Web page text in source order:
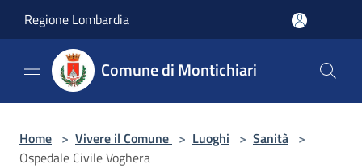
Regione Lombardia
Comune di Montichiari
Home > Vivere il Comune > Luoghi > Sanità >
Ospedale Civile Voghera